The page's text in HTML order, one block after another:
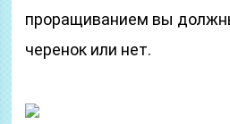
проращиванием вы
черенок или нет.